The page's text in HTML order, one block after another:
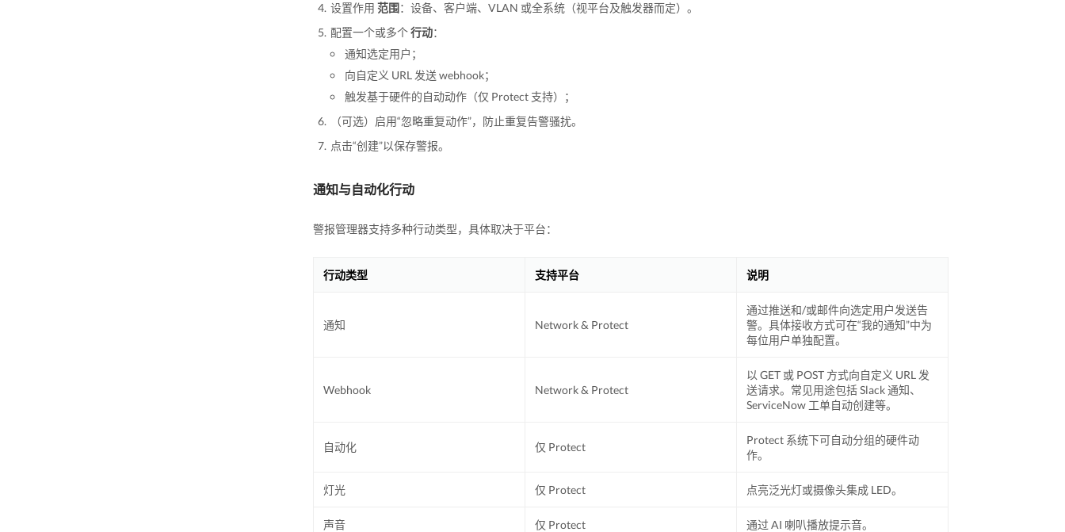
设置作用 范围：设备、客户端、VLAN 或全系统（视平台及触发器而定）。
配置一个或多个行动：
通知选定用户；
向自定义 URL 发送 webhook；
触发基于硬件的自动动作（仅 Protect 支持）；
（可选）启用“忽略重复动作”，防止重复告警骚扰。
点击“创建”以保存警报。
通知与自动化行动
警报管理器支持多种行动类型，具体取决于平台：
行动类型 支持平台 说明
通知 Network & Protect
通过推送和/或邮件向选定用户发送告
警。具体接收方式可在“我的通知”中为
每位用户单独配置。
Webhook Network & Protect
以 GET 或 POST 方式向自定义 URL 发
送请求。常见用途包括 Slack 通知、
ServiceNow 工单自动创建等。
自动化 仅 Protect
Protect 系统下可自动分组的硬件动
作。
灯光 仅 Protect 点亮泛光灯或摄像头集成 LED。
声音 仅 Protect 通过 AI 喇叭播放提示音。